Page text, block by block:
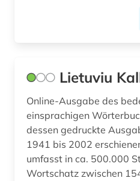
Lietuviu
Online-Ausgabe des
einsprachigen
dessen gedruckte
1941 bis 2002
umfasst in ca. 500.000
Wortschatz zwischen